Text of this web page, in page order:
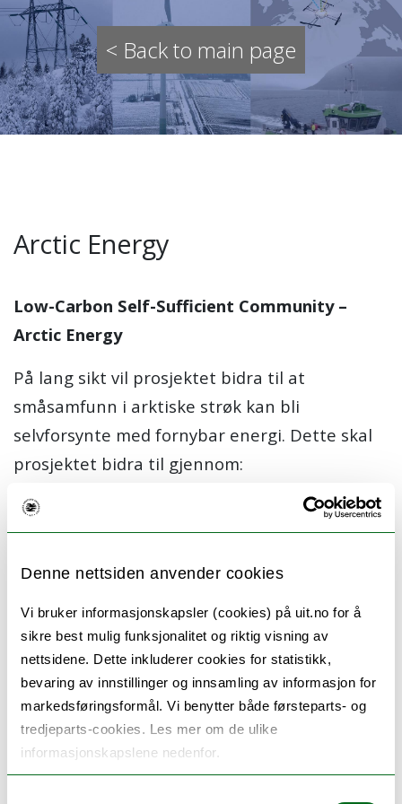
Denne nettsiden anvender cookies
Vi bruker informasjonskapsler (cookies) på uit.no for å
sikre best mulig funksjonalitet og riktig visning av
nettsidene. Dette inkluderer cookies for statistikk,
bevaring av innstillinger og innsamling av informasjon for
markedsføringsformål. Vi benytter både førsteparts- og
tredjeparts-cookies. Les mer om de ulike
informasjonskapslene nedenfor.
< Back to main page
Arctic Energy
Low-Carbon Self-Sufficient Community –
Arctic Energy
På lang sikt vil prosjektet bidra til at
småsamfunn i arktiske strøk kan bli
selvforsynte med fornybar energi. Dette skal
prosjektet bidra til gjennom:
Å utvikle og teste en metode for
simulering av selvforsynt, karbonnøytral
og fornybar energiproduksjon i arktiske
Å implementere simuleringsmetoden som
et verktøy for små- og mellomstore
bedrifter (SMB) i prosjektområdet
Å bygge kompetansenettverk mellom
SMBer og forsknings- og utviklingsaktører
Prosjektet skal munne ut i et testet og